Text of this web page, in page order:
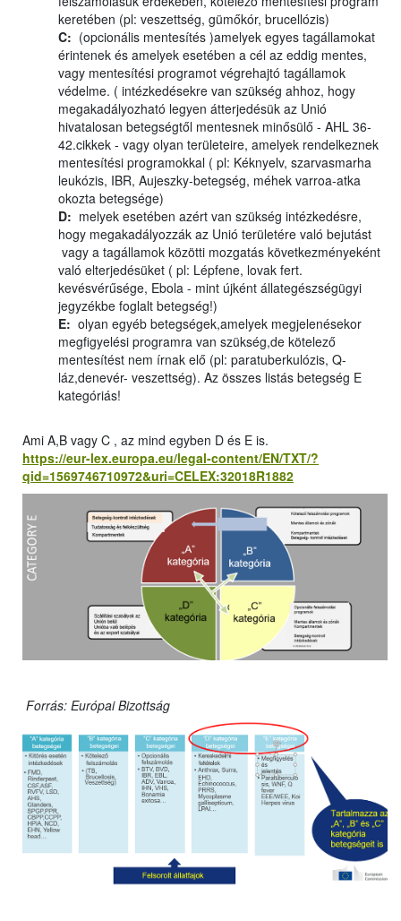
keretében (pl: veszettség, gümőkór, brucellózis)
C: (opcionális mentesítés )amelyek egyes tagállamokat
érintenek és amelyek esetében a cél az eddig mentes,
vagy mentesítési programot végrehajtó tagállamok
védelme. ( intézkedésekre van szükség ahhoz, hogy
megakadályozható legyen átterjedésük az Unió
hivatalosan betegségtől mentesnek minősülő - AHL 36-
42.cikkek - vagy olyan területeire, amelyek rendelkeznek
mentesítési programokkal ( pl: Kéknyelv, szarvasmarha
leukózis, IBR, Aujeszky-betegség, méhek varroa-atka
okozta betegsége)
D: melyek esetében azért van szükség intézkedésre,
hogy megakadályozzák az Unió területére való bejutást
vagy a tagállamok közötti mozgatás következményeként
való elterjedésüket ( pl: Lépfene, lovak fert.
kevésvérűsége, Ebola - mint újként állategészségügyi
jegyzékbe foglalt betegség!)
E: olyan egyéb betegségek,amelyek megjelenésekor
megfigyelési programra van szükség,de kötelező
mentesítést nem írnak elő (pl: paratuberkulózis, Q-
láz,denevér- veszettség). Az összes listás betegség E
kategóriás!
Ami A,B vagy C , az mind egyben D és E is.
https://eur-lex.europa.eu/legal-content/EN/TXT/?
qid=1569746710972&uri=CELEX:32018R1882
Forrás: Európai Bizottság